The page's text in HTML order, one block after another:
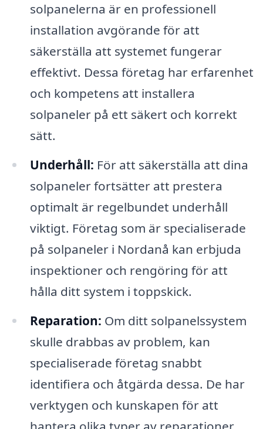
solpanelerna är en professionell
installation avgörande för att
säkerställa att systemet fungerar
effektivt. Dessa företag har erfarenhet
och kompetens att installera
solpaneler på ett säkert och korrekt
sätt.
Underhåll: För att säkerställa att dina
solpaneler fortsätter att prestera
optimalt är regelbundet underhåll
viktigt. Företag som är specialiserade
på solpaneler i Nordanå kan erbjuda
inspektioner och rengöring för att
hålla ditt system i toppskick.
Reparation: Om ditt solpanelssystem
skulle drabbas av problem, kan
specialiserade företag snabbt
identifiera och åtgärda dessa. De har
verktygen och kunskapen för att